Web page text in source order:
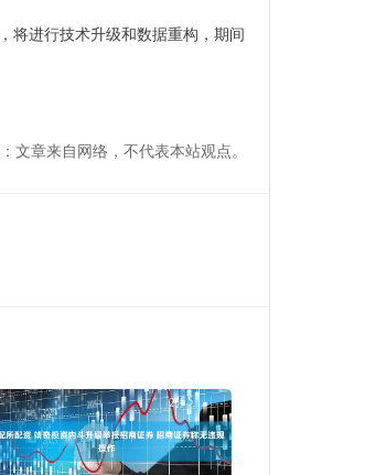
将进行技术升级和数据重构，期间
文章来自网络，不代表本站观点。